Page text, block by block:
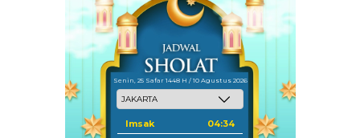
Senin, 25 Safar 1448 H / 10 Agustus 2026
Imsak 04:34